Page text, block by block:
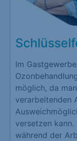
Im
möglich, da
verarbeitenden
versetzen
während der